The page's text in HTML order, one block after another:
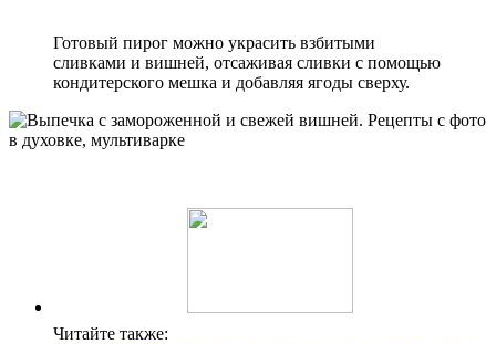
Готовый пирог можно украсить взбитыми
сливками и вишней, отсаживая сливки с помощью
кондитерского мешка и добавляя ягоды сверху.
Читайте также: